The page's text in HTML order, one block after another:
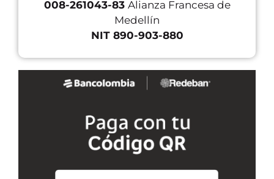
008-261043-83 Alianza Francesa de
Medellín
NIT 890-903-880